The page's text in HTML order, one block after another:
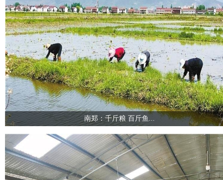
南郑：千斤粮 百斤鱼...